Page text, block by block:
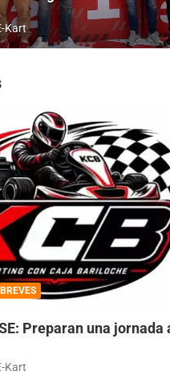
Kart
BREVES
Preparan una jornada
Kart